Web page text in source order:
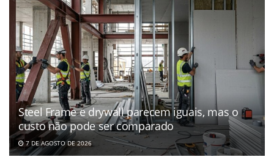
Steel Frame e drywall parecem iguais, mas o
custo não pode ser comparado
7 DE AGOSTO DE 2026